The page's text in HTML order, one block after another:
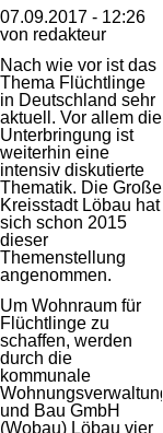
07.09.2017 - 12:26
von redakteur
Nach wie vor ist das
Thema Flüchtlinge
in Deutschland sehr
aktuell. Vor allem die
Unterbringung ist
weiterhin eine
intensiv diskutierte
Thematik. Die Große
Kreisstadt Löbau hat
sich schon 2015
dieser
Themenstellung
angenommen.
Um Wohnraum für
Flüchtlinge zu
schaffen, werden
durch die
kommunale
Wohnungsverwaltung
und Bau GmbH
(Wobau) Löbau vier